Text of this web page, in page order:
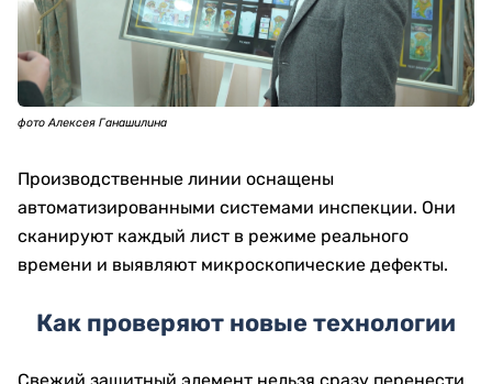
фото Алексея Ганашилина
Производственные линии оснащены
автоматизированными системами инспекции. Они
сканируют каждый лист в режиме реального
времени и выявляют микроскопические дефекты.
Как проверяют новые технологии
Свежий защитный элемент нельзя сразу перенести